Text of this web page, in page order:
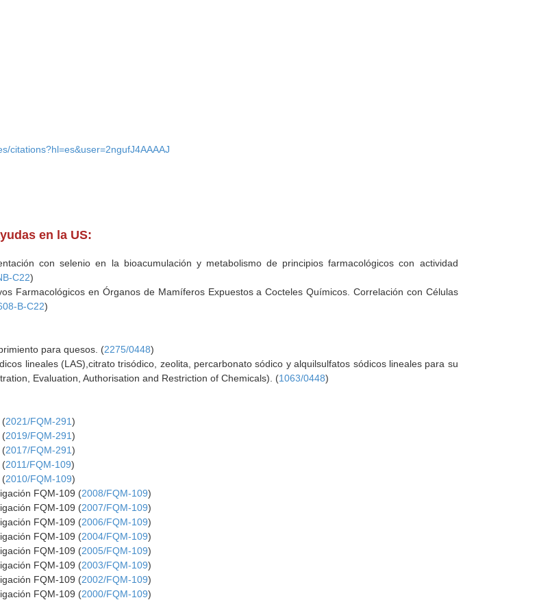
citations?hl=es&user=2ngufJ4AAAAJ
en la US:
con selenio en la bioacumulación y metabolismo de principios farmacológicos con actividad
C22)
Farmacológicos en Órganos de Mamíferos Expuestos a Cocteles Químicos. Correlación con Células
B-C22)
para quesos. (2275/0448)
lineales (LAS),citrato trisódico, zeolita, percarbonato sódico y alquilsulfatos sódicos lineales para su
Evaluation, Authorisation and Restriction of Chemicals). (1063/0448)
(2021/FQM-291)
(2019/FQM-291)
(2017/FQM-291)
(2011/FQM-109)
(2010/FQM-109)
FQM-109 (2008/FQM-109)
FQM-109 (2007/FQM-109)
FQM-109 (2006/FQM-109)
FQM-109 (2004/FQM-109)
FQM-109 (2005/FQM-109)
FQM-109 (2003/FQM-109)
FQM-109 (2002/FQM-109)
FQM-109 (2000/FQM-109)